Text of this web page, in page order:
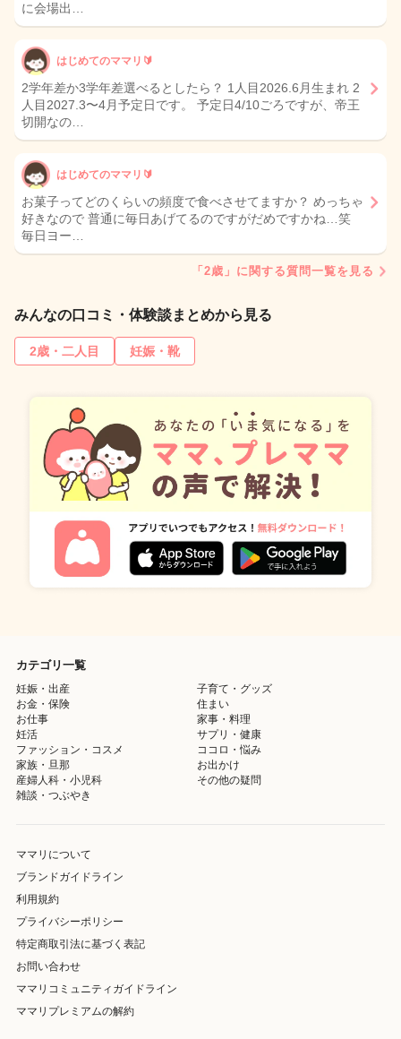
に会場出…
はじめてのママリ🔰
2学年差か3学年差選べるとしたら？ 1人目2026.6月生まれ 2
人目2027.3〜4月予定日です。 予定日4/10ごろですが、帝王
切開なの…
はじめてのママリ🔰
お菓子ってどのくらいの頻度で食べさせてますか？ めっちゃ
好きなので 普通に毎日あげてるのですがだめですかね…笑
毎日ヨー…
「2歳」に関する質問一覧を見る
みんなの口コミ・体験談まとめから見る
2歳・二人目 妊娠・靴
カテゴリ一覧
妊娠・出産
子育て・グッズ
お金・保険
住まい
お仕事
家事・料理
妊活
サプリ・健康
ファッション・コスメ
ココロ・悩み
家族・旦那
お出かけ
産婦人科・小児科
その他の疑問
雑談・つぶやき
ママリについて
ブランドガイドライン
利用規約
プライバシーポリシー
特定商取引法に基づく表記
お問い合わせ
ママリコミュニティガイドライン
ママリプレミアムの解約